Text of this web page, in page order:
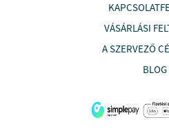
VÁSÁRLÁSI
A SZERVEZŐ
BLOG